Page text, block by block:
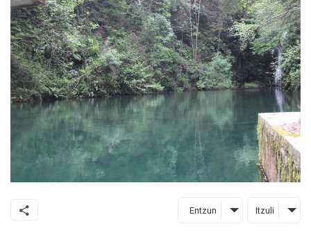
Entzun Itzuli